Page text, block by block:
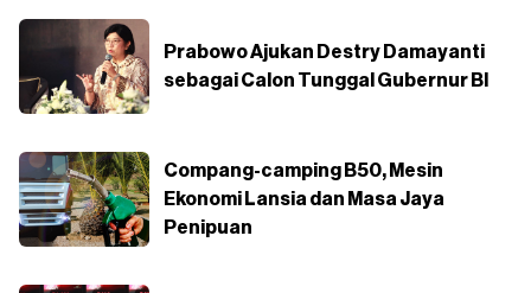
Prabowo Ajukan Destry Damayanti
sebagai Calon Tunggal Gubernur BI
Compang-camping B50, Mesin
Ekonomi Lansia dan Masa Jaya
Penipuan